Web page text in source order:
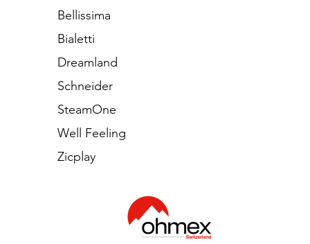
Bellissima
Bialetti
Dreamland
Schneider
SteamOne
Well Feeling
Zicplay